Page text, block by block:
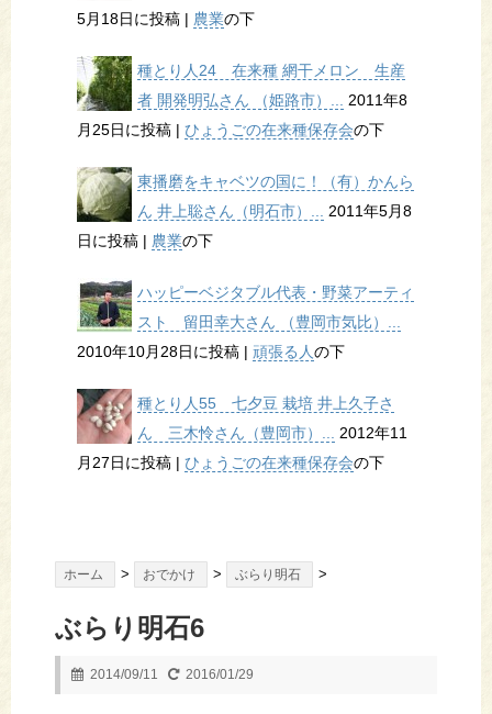
5月18日に投稿 | 農業の下
種とり人24 在来種 網干メロン 生産
者 開発明弘さん （姫路市）... 2011年8
月25日に投稿 | ひょうごの在来種保存会の下
東播磨をキャベツの国に！（有）かんら
ん 井上聡さん（明石市）... 2011年5月8
日に投稿 | 農業の下
ハッピーベジタブル代表・野菜アーティ
スト 留田幸大さん （豊岡市気比）...
2010年10月28日に投稿 | 頑張る人の下
種とり人55 七夕豆 栽培 井上久子さ
ん 三木怜さん（豊岡市）... 2012年11
月27日に投稿 | ひょうごの在来種保存会の下
ホーム > おでかけ > ぶらり明石 >
ぶらり明石6
2014/09/11 2016/01/29